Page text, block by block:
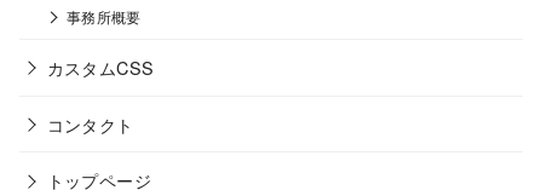
事務所概要
カスタムCSS
コンタクト
トップページ